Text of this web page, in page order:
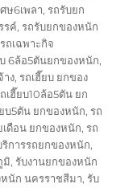
ษ6เพลา,รถรับยก
รค์,รถรับยกของหนัก
รถเฉพาะกิจ
6ล้อ5ตันยกของหนัก,
าง,รถเฮี๊ยบ ยกของ
เฮี๊ยบ10ล้อ5ตัน ยก
บ5ตัน ยกของหนัก,รถ
เดือน ยกของหนัก,รถ
ริการรถยกของหนัก,
มิ,รับงานยกของหนัก
นัก นครราชสีมา,รับ